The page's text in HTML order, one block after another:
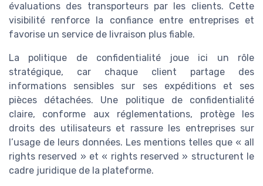
évaluations des transporteurs par les clients. Cette
visibilité renforce la confiance entre entreprises et
favorise un service de livraison plus fiable.
La politique de confidentialité joue ici un rôle
stratégique, car chaque client partage des
informations sensibles sur ses expéditions et ses
pièces détachées. Une politique de confidentialité
claire, conforme aux réglementations, protège les
droits des utilisateurs et rassure les entreprises sur
l’usage de leurs données. Les mentions telles que « all
rights reserved » et « rights reserved » structurent le
cadre juridique de la plateforme.